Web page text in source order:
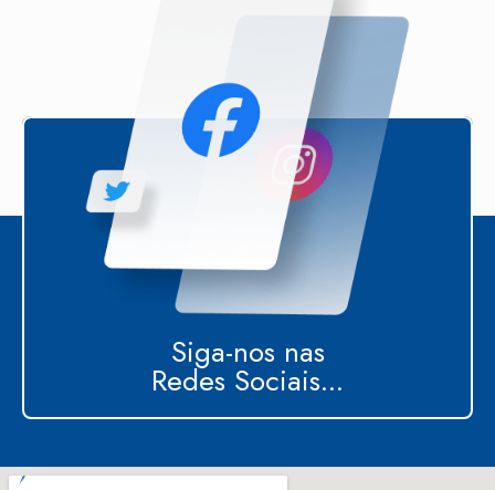
Siga-nos nas
Redes Sociais...